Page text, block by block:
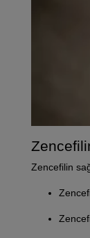
Zencefilin